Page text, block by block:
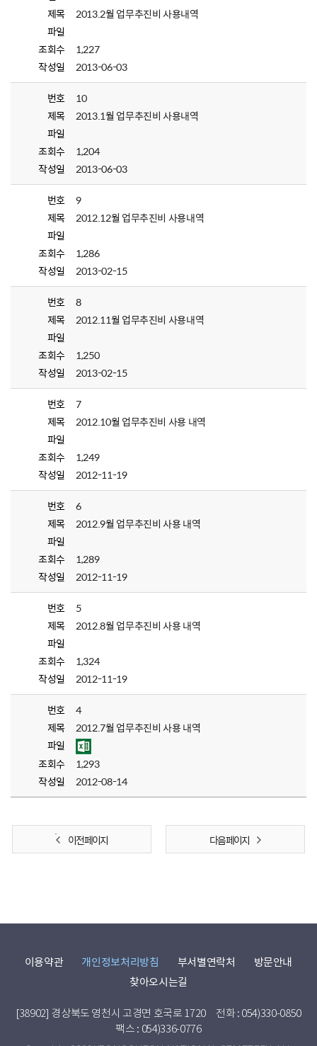
제목
2013.2월 업무추진비 사용내역
파일
조회수
1,227
작성일
2013-06-03
번호
10
제목
2013.1월 업무추진비 사용내역
파일
조회수
1,204
작성일
2013-06-03
번호
9
제목
2012.12월 업무추진비 사용내역
파일
조회수
1,286
작성일
2013-02-15
번호
8
제목
2012.11월 업무추진비 사용내역
파일
조회수
1,250
작성일
2013-02-15
번호
7
제목
2012.10월 업무추진비 사용 내역
파일
조회수
1,249
작성일
2012-11-19
번호
6
제목
2012.9월 업무추진비 사용 내역
파일
조회수
1,289
작성일
2012-11-19
번호
5
제목
2012.8월 업무추진비 사용 내역
파일
조회수
1,324
작성일
2012-11-19
번호
4
제목
2012.7월 업무추진비 사용 내역
파일
조회수
1,293
작성일
2012-08-14
이전 페이지 다음 페이지
이용약관 개인정보처리방침 부서별연락처
방문안내
찾아오시는길
[38902] 경상북도 영천시 고경면 호국로 1720
전화 : 054)330-0850
팩스 : 054)336-0776